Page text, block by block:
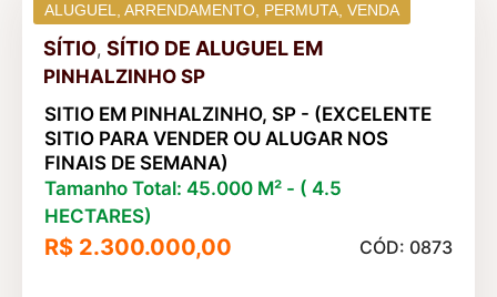
SÍTIO, SÍTIO DE ALUGUEL EM
PINHALZINHO SP
SITIO EM PINHALZINHO, SP - (EXCELENTE
SITIO PARA VENDER OU ALUGAR NOS
FINAIS DE SEMANA)
Tamanho Total: 45.000 M² - ( 4.5
HECTARES)
ALUGUEL ARRENDAMENTO PERMUTA VENDA
R$ 2.300.000,00 CÓD: 0873